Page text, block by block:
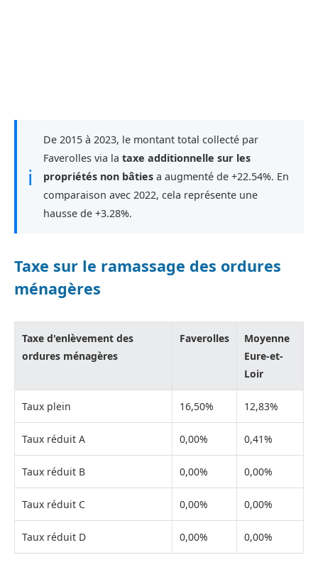
ℹ
De 2015 à 2023, le montant total collecté par
Faverolles via la taxe additionnelle sur les
propriétés non bâties a augmenté de +22.54%. En
comparaison avec 2022, cela représente une
hausse de +3.28%.
Taxe sur le ramassage des ordures
ménagères
Taxe d'enlèvement des
ordures ménagères
Faverolles
Moyenne
Eure-et-
Loir
Taux plein 16,50% 12,83%
Taux réduit A 0,00% 0,41%
Taux réduit B 0,00% 0,00%
Taux réduit C 0,00% 0,00%
Taux réduit D 0,00% 0,00%